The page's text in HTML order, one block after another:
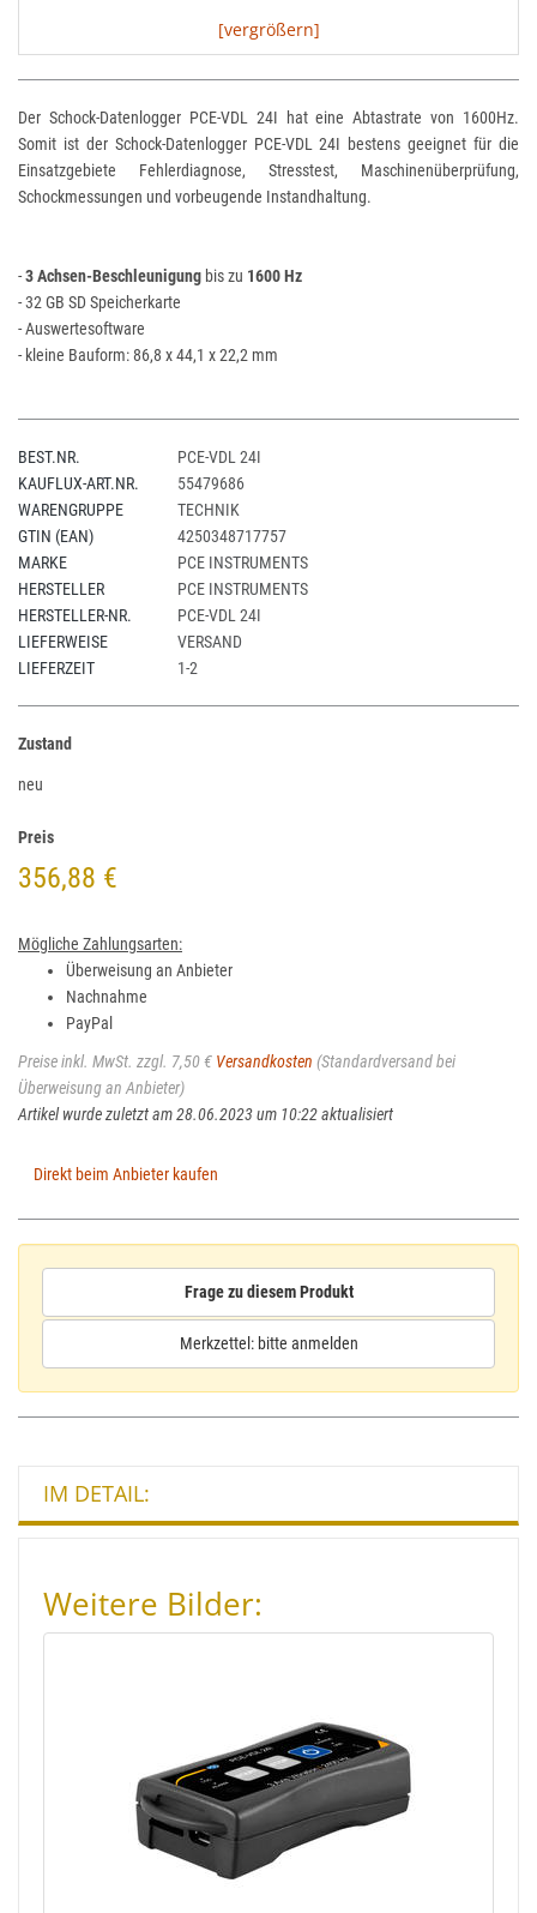
[vergrößern]
Der Schock-Datenlogger PCE-VDL 24I hat eine Abtastrate von 1600Hz.
Somit ist der Schock-Datenlogger PCE-VDL 24I bestens geeignet für die
Einsatzgebiete Fehlerdiagnose, Stresstest, Maschinenüberprüfung,
Schockmessungen und vorbeugende Instandhaltung.
-3 Achsen-Beschleunigung bis zu 1600 Hz
- 32 GB SD Speicherkarte
- Auswertesoftware
- kleine Bauform: 86,8 x 44,1 x 22,2 mm
BEST.NR.
PCE-VDL 24I
KAUFLUX-ART.NR.
55479686
WARENGRUPPE
TECHNIK
GTIN (EAN)
4250348717757
MARKE
PCE INSTRUMENTS
HERSTELLER
PCE INSTRUMENTS
HERSTELLER-NR.
PCE-VDL 24I
LIEFERWEISE
VERSAND
LIEFERZEIT
1-2
Zustand
neu
Preis
356,88 €
Mögliche Zahlungsarten:
Überweisung an Anbieter
Nachnahme
PayPal
Preise inkl. MwSt. zzgl. 7,50 € Versandkosten (Standardversand bei
Überweisung an Anbieter)
Artikel wurde zuletzt am 28.06.2023 um 10:22 aktualisiert
Direkt beim Anbieter kaufen
Frage zu diesem Produkt
Merkzettel: bitte anmelden
IM DETAIL:
Weitere Bilder: